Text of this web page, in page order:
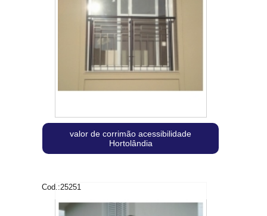
valor de corrimão acessibilidade
Hortolândia
Cod.:25251